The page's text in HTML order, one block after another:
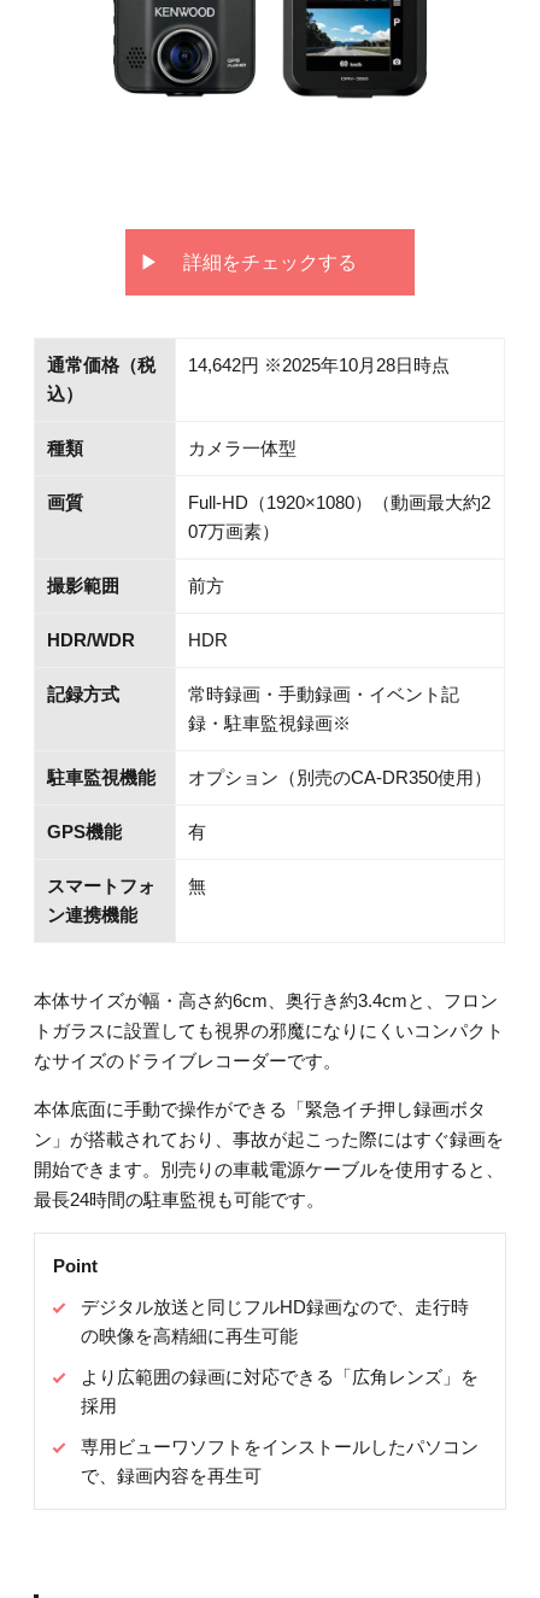
詳細をチェックする
通常価格（税
込）
14,642円 ※2025年10月28日時点
種類 カメラ一体型
画質
Full-HD（1920×1080）（動画最大約2
07万画素）
撮影範囲 前方
HDR/WDR HDR
記録方式
常時録画・手動録画・イベント記
録・駐車監視録画※
駐車監視機能 オプション（別売のCA-DR350使用）
GPS機能 有
スマートフォ
ン連携機能
無
本体サイズが幅・高さ約6cm、奥行き約3.4cmと、フロン
トガラスに設置しても視界の邪魔になりにくいコンパクト
なサイズのドライブレコーダーです。
本体底面に手動で操作ができる「緊急イチ押し録画ボタ
ン」が搭載されており、事故が起こった際にはすぐ録画を
開始できます。別売りの車載電源ケーブルを使用すると、
最長24時間の駐車監視も可能です。
Point
デジタル放送と同じフルHD録画なので、走行時
の映像を高精細に再生可能
より広範囲の録画に対応できる「広角レンズ」を
採用
専用ビューワソフトをインストールしたパソコン
で、録画内容を再生可